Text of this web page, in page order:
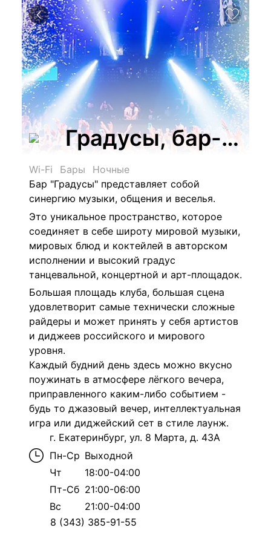
Градусы, бар-
Wi-Fi Бары
Ночные
Бар "Градусы" представляет собой
синергию музыки, общения и веселья.
Это уникальное пространство, которое
соединяет в себе широту мировой музыки,
мировых блюд и коктейлей в авторском
исполнении и высокий градус
танцевальной, концертной и арт-площадок.
Большая площадь клуба, большая сцена
удовлетворит самые технически сложные
райдеры и может принять у себя артистов
и диджеев российского и мирового
уровня.
Каждый будний день здесь можно вкусно
поужинать в атмосфере лёгкого вечера,
приправленного каким-либо событием -
будь то джазовый вечер, интеллектуальная
игра или диджейский сет в стиле лаунж.
г. Екатеринбург, ул. 8 Марта, д. 43А
Пн-Ср Выходной
Чт
18:00-04:00
Пт-Сб 21:00-06:00
Вс
21:00-04:00
8 (343) 385-91-55